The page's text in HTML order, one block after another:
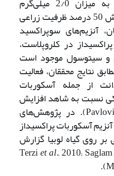
دقیقه و AND-1007 به میزان 2/0 میلی‌گرم
پروتئین در دقیقه در تنش 50 درصد ظرفیت زراعی
آنزیم‌های سوپراکسید
در کلروپلاست،
و سیتوسول موجود است
مطابق نتایج محققان، فعالیت
از جمله آسکوربات
نسبت به شاهد افزایش
., 2014). در پژوهش‌های
آسکوربات پراکسیداز
روی گیاه لوبیا گزارش
et al.,2010; Saglam